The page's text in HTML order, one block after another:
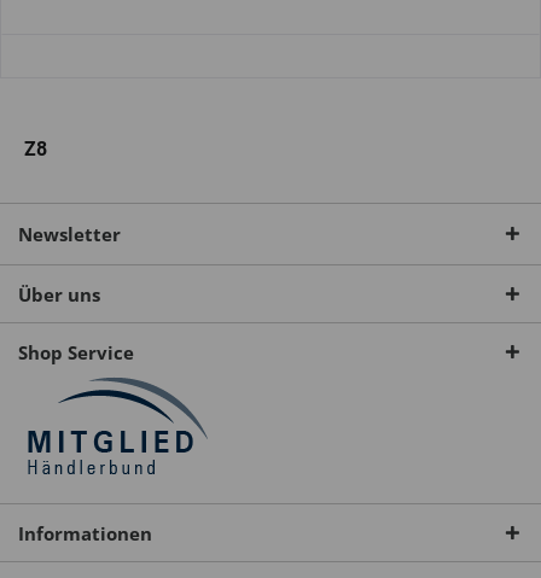
Z8
Newsletter
Über uns
Shop Service
Informationen